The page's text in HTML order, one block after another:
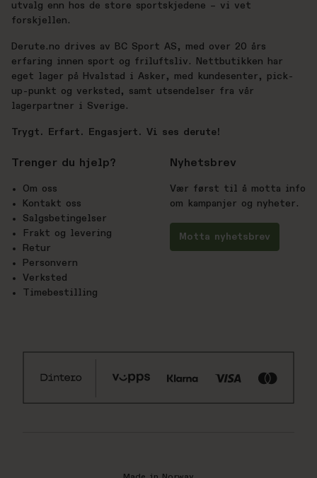
utvalg enn hos de store sportskjedene – vi vet
forskjellen.
Derute.no drives av BC Sport AS, med over 20 års
erfaring innen sport og friluftsliv. Nettbutikken har
eget lager på Hvalstad i Asker, med kundesenter, pick-
up-punkt og verksted, samt utsendelser fra vår
lagerpartner i Sverige.
Trygt. Erfart. Engasjert. Vi ses derute!
Trenger du hjelp?
Om oss
Kontakt oss
Salgsbetingelser
Frakt og levering
Retur
Personvern
Verksted
Timebestilling
Nyhetsbrev
Vær først til å motta info
om kampanjer og nyheter.
Motta nyhetsbrev